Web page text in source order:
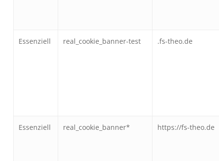
Essenziell real_cookie_banner-test .fs-theo.de
Essenziell real_cookie_banner* https://fs-theo.de